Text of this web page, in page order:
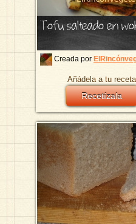
Tofu salteado en
Creada por
Añádela a tu
Recetízala